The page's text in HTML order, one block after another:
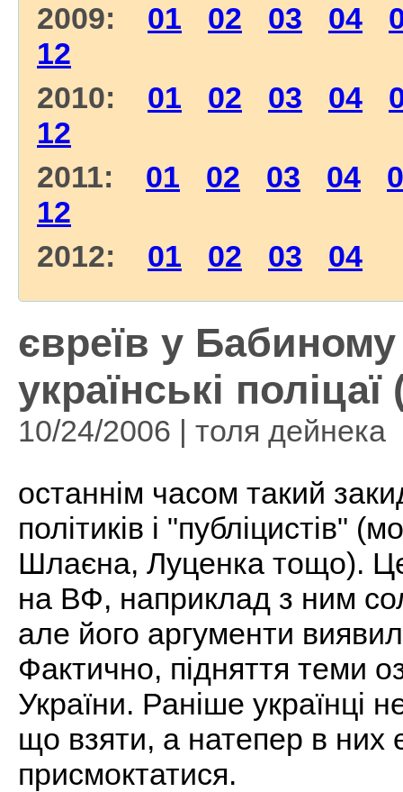
2009: 01 02 03 04
12
2010: 01 02 03 04
12
2011: 01 02 03 04
12
2012: 01 02 03 04
євреїв у
українські поліцаї
10/24/2006 | толя дейнека
останнім часом такий
політиків і "публіцистів"
Шлаєна, Луценка тощо).
на ВФ, наприклад з ним
але його аргументи
Фактично, підняття теми
України. Раніше українці
що взяти, а натепер в них
присмоктатися.